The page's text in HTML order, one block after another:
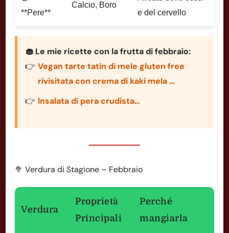
**Pere**
Calcio, Boro
e del cervello
🧁 Le mie ricette con la frutta di febbraio:
Vegan tarte tatin di mele gluten free
rivisitata con crema di kaki mela …
Insalata di pera crudista…
🥦 Verdura di Stagione – Febbraio
Verdura
Proprietà
Principali
Perché
mangiarla